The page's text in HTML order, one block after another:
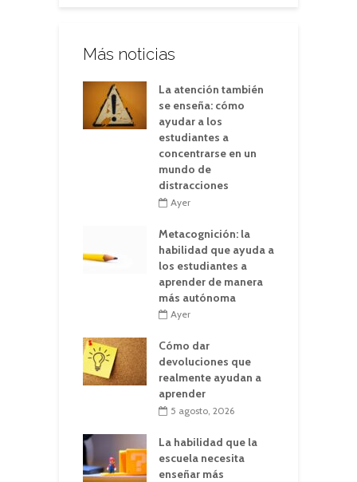
Más noticias
La atención también
se enseña: cómo
ayudar a los
estudiantes a
concentrarse en un
mundo de
distracciones
Ayer
Metacognición: la
habilidad que ayuda a
los estudiantes a
aprender de manera
más autónoma
Ayer
Cómo dar
devoluciones que
realmente ayudan a
aprender
5 agosto, 2026
La habilidad que la
escuela necesita
enseñar más